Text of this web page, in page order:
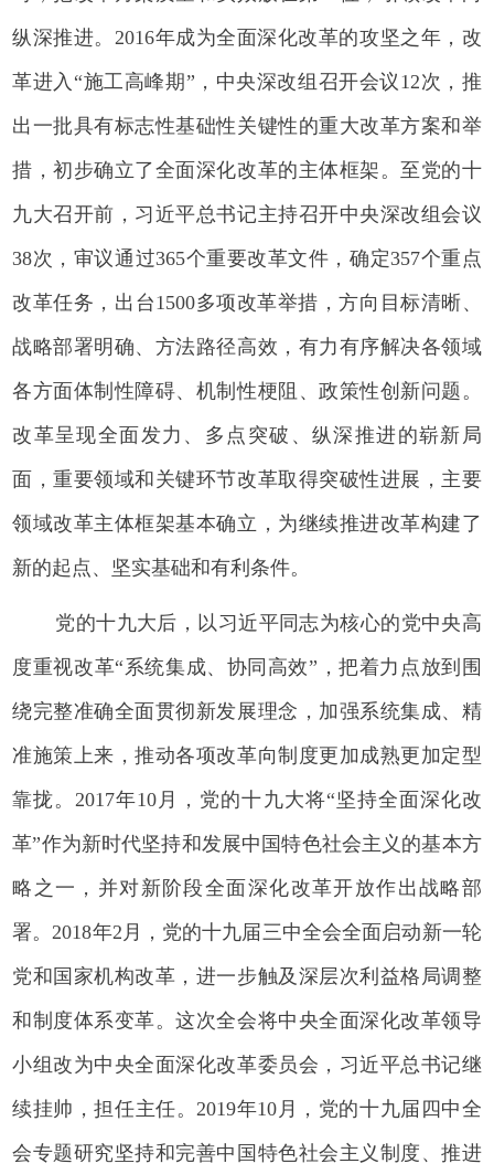
纵深推进。2016年成为全面深化改革的攻坚之年，改
革进入“施工高峰期”，中央深改组召开会议12次，推
出一批具有标志性基础性关键性的重大改革方案和举
措，初步确立了全面深化改革的主体框架。至党的十
九大召开前，习近平总书记主持召开中央深改组会议
38次，审议通过365个重要改革文件，确定357个重点
改革任务，出台1500多项改革举措，方向目标清晰、
战略部署明确、方法路径高效，有力有序解决各领域
各方面体制性障碍、机制性梗阻、政策性创新问题。
改革呈现全面发力、多点突破、纵深推进的崭新局
面，重要领域和关键环节改革取得突破性进展，主要
领域改革主体框架基本确立，为继续推进改革构建了
新的起点、坚实基础和有利条件。
党的十九大后，以习近平同志为核心的党中央高
度重视改革“系统集成、协同高效”，把着力点放到围
绕完整准确全面贯彻新发展理念，加强系统集成、精
准施策上来，推动各项改革向制度更加成熟更加定型
靠拢。2017年10月，党的十九大将“坚持全面深化改
革”作为新时代坚持和发展中国特色社会主义的基本方
略之一，并对新阶段全面深化改革开放作出战略部
署。2018年2月，党的十九届三中全会全面启动新一轮
党和国家机构改革，进一步触及深层次利益格局调整
和制度体系变革。这次全会将中央全面深化改革领导
小组改为中央全面深化改革委员会，习近平总书记继
续挂帅，担任主任。2019年10月，党的十九届四中全
会专题研究坚持和完善中国特色社会主义制度、推进